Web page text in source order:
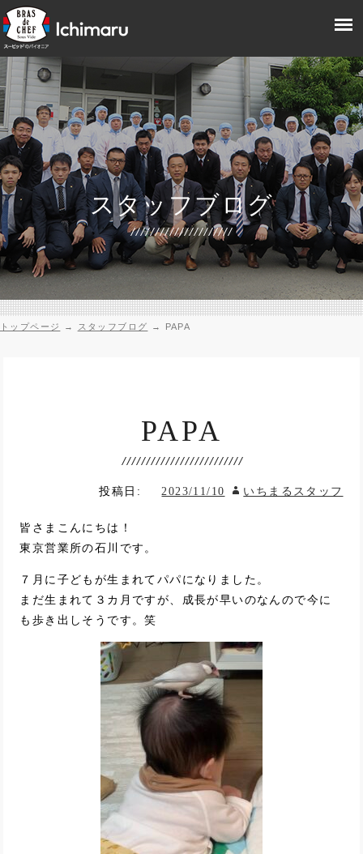
スタッフブログ
トップページ → スタッフブログ → PAPA
PAPA
投稿日: 2023/11/10 いちまるスタッフ
皆さまこんにちは！
東京営業所の石川です。
７月に子どもが生まれてパパになりました。
まだ生まれて３カ月ですが、成長が早いのなんので今に
も歩き出しそうです。笑